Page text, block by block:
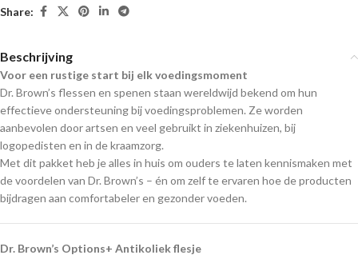
Share:
Beschrijving
Voor een rustige start bij elk voedingsmoment
Dr. Brown’s flessen en spenen staan wereldwijd bekend om hun
effectieve ondersteuning bij voedingsproblemen. Ze worden
aanbevolen door artsen en veel gebruikt in ziekenhuizen, bij
logopedisten en in de kraamzorg.
Met dit pakket heb je alles in huis om ouders te laten kennismaken met
de voordelen van Dr. Brown’s – én om zelf te ervaren hoe de producten
bijdragen aan comfortabeler en gezonder voeden.
Dr. Brown’s Options+ Antikoliek flesje